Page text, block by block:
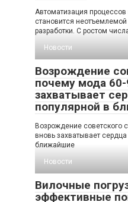
Автоматизация
становится
разработки. С ростом
Новости
Возрождение
почему мода
захватывает
популярной в
Возрождение советского
вновь захватывает
ближайшие
Новости
Вилочные
эффективные